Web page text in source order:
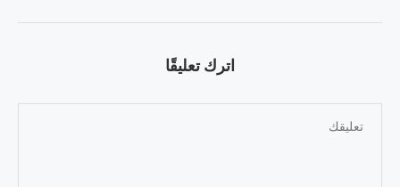
اترك تعليقًا